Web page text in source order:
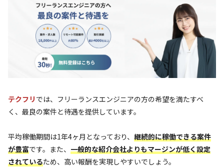
テクフリ では、フリーランスエンジニアの方の希望を満たすべ
く、最良の案件と待遇を提供しています。
平均稼働期間は1年4ヶ月となっており、 継続的に稼働できる案件
が豊富です。また、 一般的な紹介会社よりもマージンが低く設定
されているため、高い報酬を実現しやすいでしょう。